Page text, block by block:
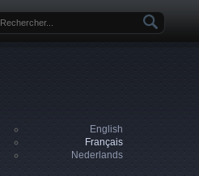
Formulaire de recherche
English
Français
Nederlands